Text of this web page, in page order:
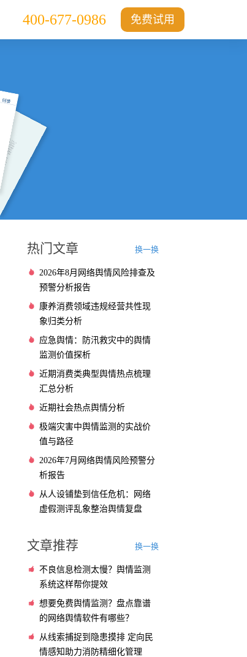
免费试用
400-677-0986
热门文章 换一换
2026年8月网络舆情风险排查及
预警分析报告
康养消费领域违规经营共性现
象归类分析
应急舆情：防汛救灾中的舆情
监测价值探析
近期消费类典型舆情热点梳理
汇总分析
近期社会热点舆情分析
极端灾害中舆情监测的实战价
值与路径
2026年7月网络舆情风险预警分
析报告
从人设铺垫到信任危机：网络
虚假测评乱象整治舆情复盘
文章推荐 换一换
不良信息检测太慢？舆情监测
系统这样帮你提效
想要免费舆情监测？盘点靠谱
的网络舆情软件有哪些？
从线索捕捉到隐患摸排 定向民
情感知助力消防精细化管理